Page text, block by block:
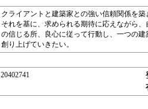
クライアントと建築家との強い信頼関係を築
それを基に、求められる期待に応えながら、
の信じる所、良心に従って行動し、一つの建
創り上げていきたい。
20402741